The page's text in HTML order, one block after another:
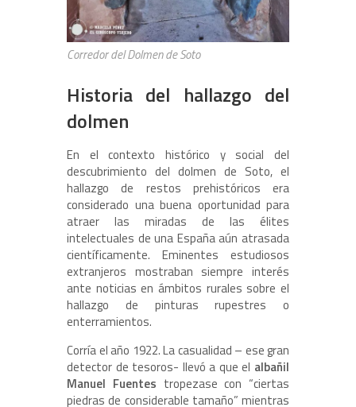
Corredor del Dolmen de Soto
Historia del hallazgo del
dolmen
En el contexto histórico y social del
descubrimiento del dolmen de Soto, el
hallazgo de restos prehistóricos era
considerado una buena oportunidad para
atraer las miradas de las élites
intelectuales de una España aún atrasada
científicamente. Eminentes estudiosos
extranjeros mostraban siempre interés
ante noticias en ámbitos rurales sobre el
hallazgo de pinturas rupestres o
enterramientos.
Corría el año 1922. La casualidad – ese gran
detector de tesoros- llevó a que el albañil
Manuel Fuentes tropezase con “ciertas
piedras de considerable tamaño” mientras